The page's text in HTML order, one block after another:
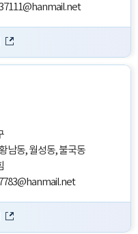
남동, 월성동, 불국동